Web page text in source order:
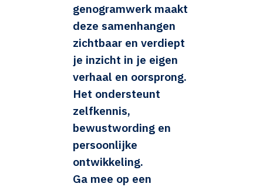
genogramwerk maakt
deze samenhangen
zichtbaar en verdiept
je inzicht in je eigen
verhaal en oorsprong.
Het ondersteunt
zelfkennis,
bewustwording en
persoonlijke
ontwikkeling.
Ga mee op een